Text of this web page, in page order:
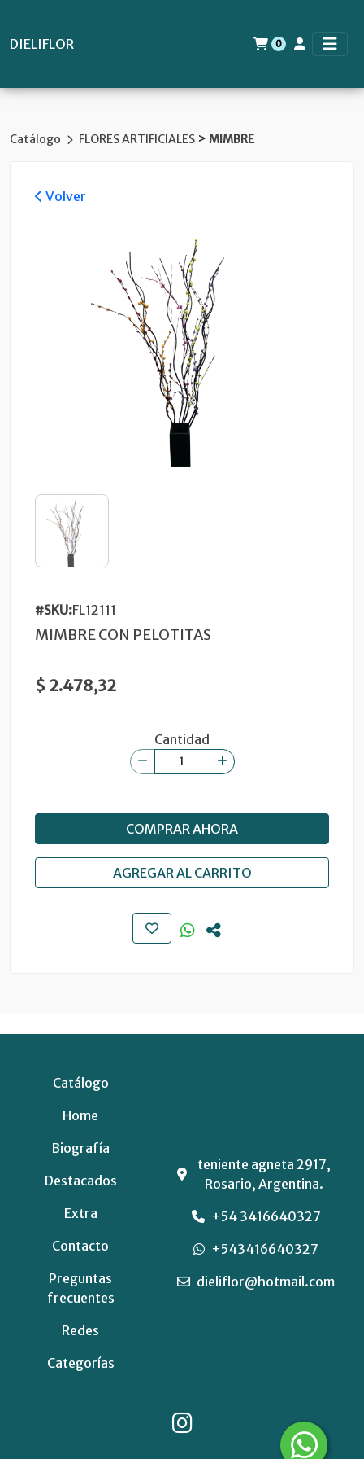
DIELIFLOR 0
Catálogo FLORES ARTIFICIALES > MIMBRE
Volver
#SKU:FL12111
MIMBRE CON PELOTITAS
$ 2.478,32
Cantidad
COMPRAR AHORA
AGREGAR AL CARRITO
Catálogo
Home
Biografía
Destacados
Extra
Contacto
Preguntas
frecuentes
Redes
Categorías
teniente agneta 2917,
Rosario, Argentina.
+54 3416640327
+543416640327
dieliflor@hotmail.com